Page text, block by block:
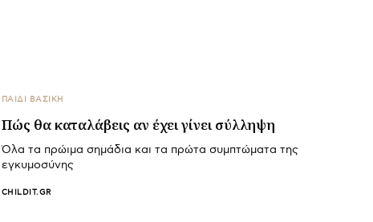
ΠΑΙΔΙ ΒΑΣΙΚΉ
Πώς θα καταλάβεις αν έχει γίνει σύλληψη
Όλα τα πρώιμα σημάδια και τα πρώτα συμπτώματα της
εγκυμοσύνης
CHILDIT.GR